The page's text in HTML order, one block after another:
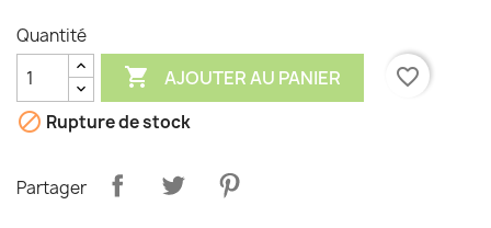
Quantité
 AJOUTER AU PANIER
favorite_border
 Rupture de stock
Partager